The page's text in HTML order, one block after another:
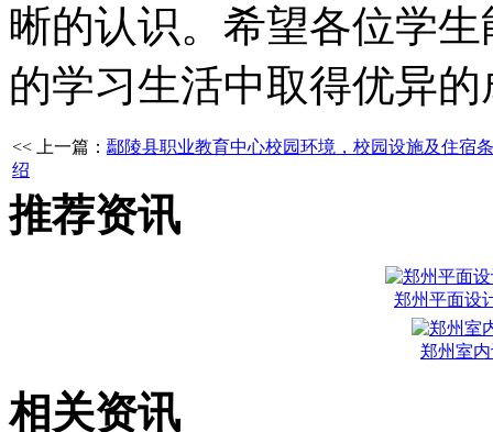
晰的认识。希望各位学
的学习生活中取得优异的
<< 上一篇： 鄢陵县职业教育中心校园环境，校园设施及住宿
绍
推荐资讯
郑州平面设
郑州室
相关资讯